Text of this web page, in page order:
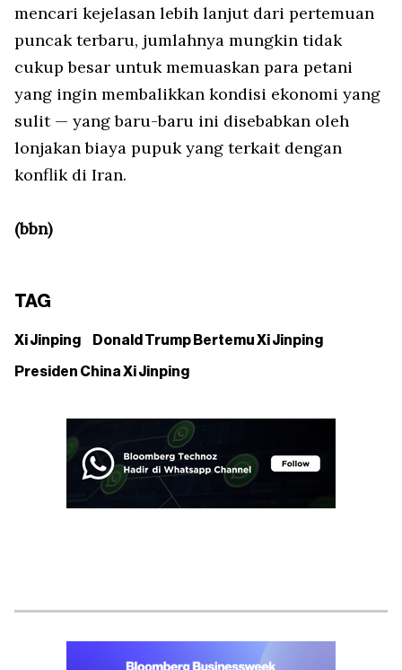
mencari kejelasan lebih lanjut dari pertemuan
puncak terbaru, jumlahnya mungkin tidak
cukup besar untuk memuaskan para petani
yang ingin membalikkan kondisi ekonomi yang
sulit — yang baru-baru ini disebabkan oleh
lonjakan biaya pupuk yang terkait dengan
konflik di Iran.
(bbn)
TAG
Xi Jinping Donald Trump Bertemu Xi Jinping
Presiden China Xi Jinping